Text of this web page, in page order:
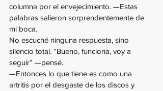
columna por el envejecimiento. —Estas
palabras salieron sorprendentemente de
mi boca.
No escuché ninguna respuesta, sino
silencio total. “Bueno, funciona, voy a
seguir” —pensé.
—Entonces lo que tiene es como una
artritis por el desgaste de los discos y